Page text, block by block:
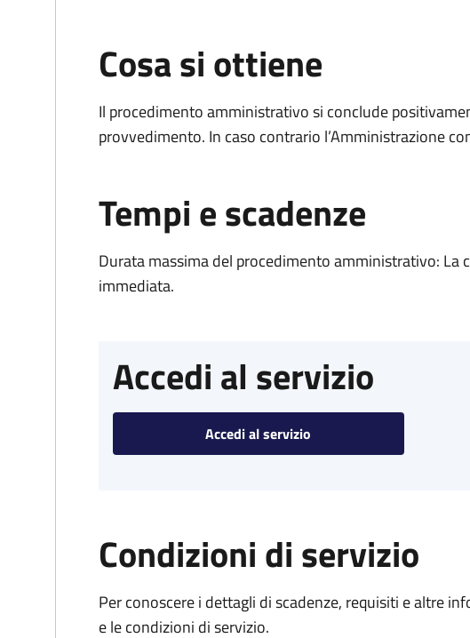
Cosa si ottiene
Il procedimento amministrativo si conclude
provvedimento. In caso contrario l’Amministrazione
Tempi e scadenze
Durata massima del procedimento amministrativo: La
immediata.
Accedi al servizio
Accedi al servizio
Condizioni di servizio
Per conoscere i dettagli di scadenze, requisiti e altre
e le condizioni di servizio.